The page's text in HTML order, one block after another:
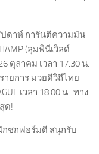
ดาห์ การันตีความมัน
(ลุมพินีเวิลด์
ตุลาคม เวลา 17.30 น.
ยการ มวยดีวิถีไทย
เวลา 18.00 น. ทาง
ด!
กชกฟอร์มดี สนุกรับ